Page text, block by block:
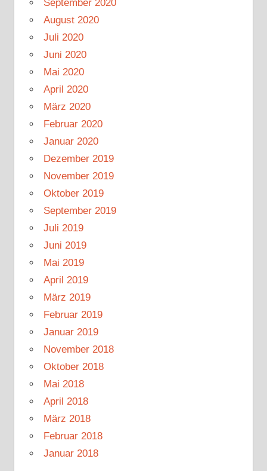
September 2020
August 2020
Juli 2020
Juni 2020
Mai 2020
April 2020
März 2020
Februar 2020
Januar 2020
Dezember 2019
November 2019
Oktober 2019
September 2019
Juli 2019
Juni 2019
Mai 2019
April 2019
März 2019
Februar 2019
Januar 2019
November 2018
Oktober 2018
Mai 2018
April 2018
März 2018
Februar 2018
Januar 2018